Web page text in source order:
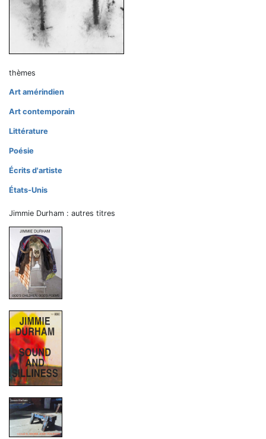
thèmes
Art amérindien
Art contemporain
Littérature
Poésie
Écrits d'artiste
États-Unis
Jimmie Durham : autres titres